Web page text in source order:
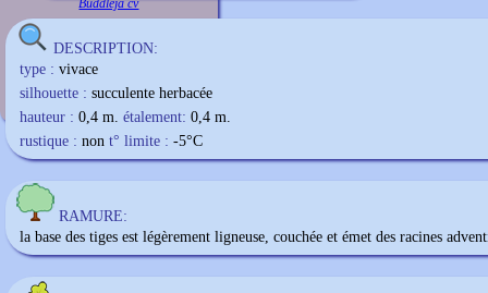
Buddleja cv
DESCRIPTION:
type : vivace
silhouette : succulente herbacée
hauteur : 0,4 m. étalement: 0,4 m.
rustique : non t° limite : -5°C
RAMURE:
la base des tiges est légèrement ligneuse, couchée et émet des racines